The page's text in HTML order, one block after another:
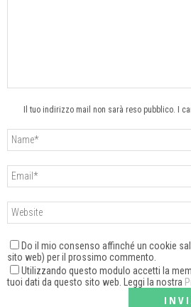
Il tuo indirizzo mail non sarà reso pubblico. I
Do il mio consenso affinché un cookie
sito web) per il prossimo commento.
Utilizzando questo modulo accetti la
tuoi dati da questo sito web. Leggi la nostra